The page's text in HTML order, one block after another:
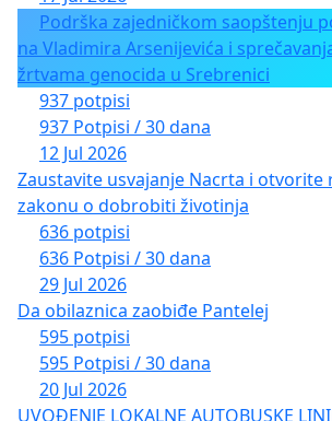
Podrška zajedničkom saopštenju
na Vladimira Arsenijevića i
žrtvama genocida u Srebrenici
937 potpisi
937 Potpisi / 30 dana
12 Jul 2026
Zaustavite usvajanje Nacrta i otvorite
zakonu o dobrobiti životinja
636 potpisi
636 Potpisi / 30 dana
29 Jul 2026
Da obilaznica zaobiđe Pantelej
595 potpisi
595 Potpisi / 30 dana
20 Jul 2026
UVOĐENJE LOKALNE AUTOBUSKE